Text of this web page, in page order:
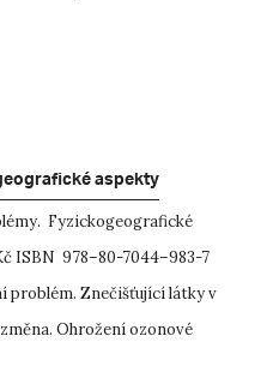
aspekty
Fyzickogeografické
ISBN 978–80-7044–983-7
problém. Znečišťující látky v
Ohrožení ozonové